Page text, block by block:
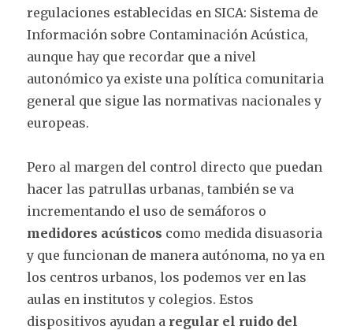
regulaciones establecidas en SICA: Sistema de
Información sobre Contaminación Acústica,
aunque hay que recordar que a nivel
autonómico ya existe una política comunitaria
general que sigue las normativas nacionales y
europeas.
Pero al margen del control directo que puedan
hacer las patrullas urbanas, también se va
incrementando el uso de semáforos o
medidores acústicos como medida disuasoria
y que funcionan de manera autónoma, no ya en
los centros urbanos, los podemos ver en las
aulas en institutos y colegios. Estos
dispositivos ayudan a regular el ruido del